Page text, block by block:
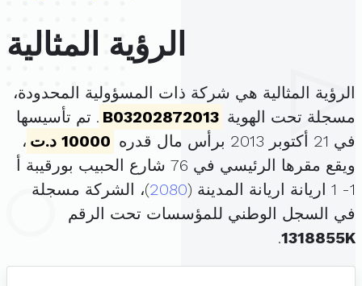
الرؤية المثالية
الرؤية المثالية هي شركة ذات المسؤولية المحدودة،
مسجلة تحت الهوية B03202872013 . تم تأسيسها
في 21 أكتوبر 2013 برأس مال قدره
10000 د.ت
،
ويقع مقرها الرئيسي في 76 شارع الحبيب بورقيبة أ
1- 1 اريانة اريانة المدينة (
2080)، الشركة مسجلة
في السجل الوطني للمؤسسات تحت الرقم
1318855K
.